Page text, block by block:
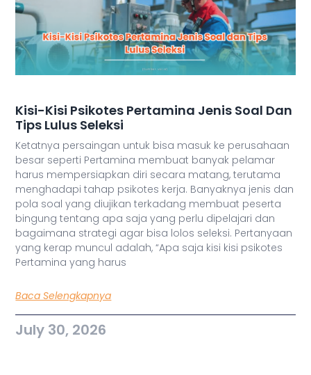
Kisi-Kisi Psikotes Pertamina Jenis Soal Dan
Tips Lulus Seleksi
Ketatnya persaingan untuk bisa masuk ke perusahaan
besar seperti Pertamina membuat banyak pelamar
harus mempersiapkan diri secara matang, terutama
menghadapi tahap psikotes kerja. Banyaknya jenis dan
pola soal yang diujikan terkadang membuat peserta
bingung tentang apa saja yang perlu dipelajari dan
bagaimana strategi agar bisa lolos seleksi. Pertanyaan
yang kerap muncul adalah, “Apa saja kisi kisi psikotes
Pertamina yang harus
Baca Selengkapnya
July 30, 2026